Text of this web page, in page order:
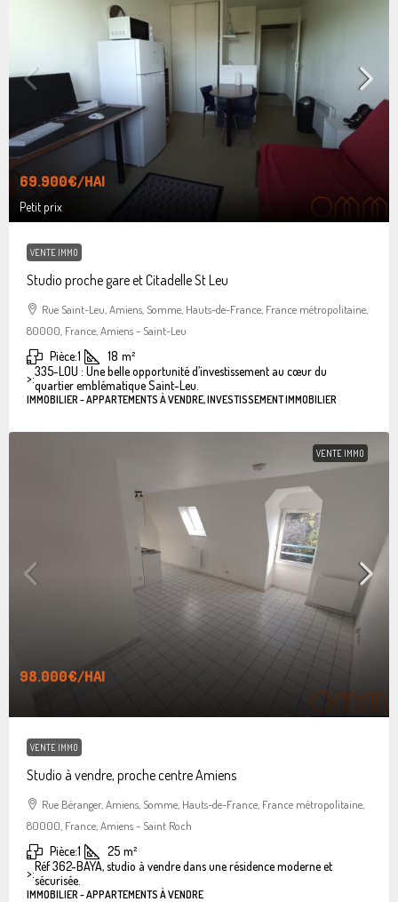
69.900€/HAI
Petit prix
VENTE IMMO
Studio proche gare et Citadelle St Leu
Rue Saint-Leu, Amiens, Somme, Hauts-de-France, France métropolitaine,
80000, France, Amiens - Saint-Leu
Pièce:1 18 m²
>:335-LOU : Une belle opportunité d’investissement au cœur du
quartier emblématique Saint-Leu.
IMMOBILIER - APPARTEMENTS À VENDRE, INVESTISSEMENT IMMOBILIER
VENTE IMMO
98.000€/HAI
VENTE IMMO
Studio à vendre, proche centre Amiens
Rue Béranger, Amiens, Somme, Hauts-de-France, France métropolitaine,
80000, France, Amiens - Saint Roch
Pièce:1 25 m²
>:Réf 362-BAYA, studio à vendre dans une résidence moderne et
sécurisée.
IMMOBILIER - APPARTEMENTS À VENDRE